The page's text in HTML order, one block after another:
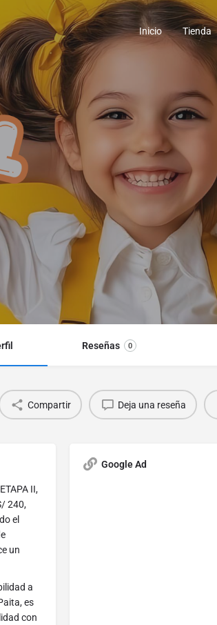
Inicio Tienda
Reseñas 0
Compartir Deja una reseña
II,
240,
el
un
a
es
con
Google Ad